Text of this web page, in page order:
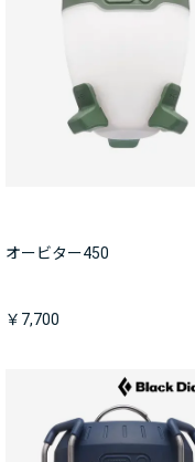
オービター450
￥7,700